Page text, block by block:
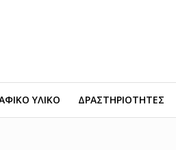
ΥΛΙΚΟ ΔΡΑΣΤΗΡΙΟΤΗΤΕΣ